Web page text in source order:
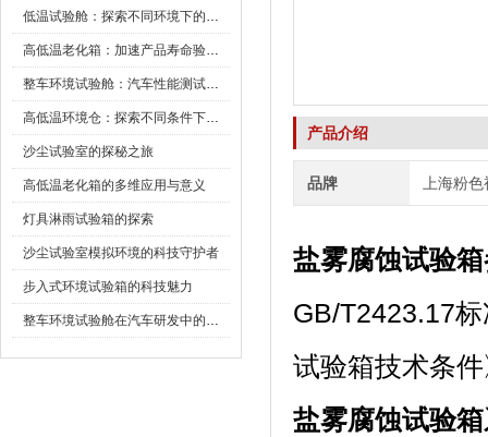
低温试验舱：探索不同环境下的科技边界
高低温老化箱：加速产品寿命验证的可靠伙伴
整车环境试验舱：汽车性能测试的设备
高低温环境仓：探索不同条件下的科学奥秘
沙尘试验室的探秘之旅
高低温老化箱的多维应用与意义
灯具淋雨试验箱的探索
沙尘试验室模拟环境的科技守护者
步入式环境试验箱的科技魅力
整车环境试验舱在汽车研发中的作用
产品介绍
品牌 上海粉
盐雾腐蚀试验箱
GB/T2423.17标
试验箱技术条件
盐雾腐蚀试验